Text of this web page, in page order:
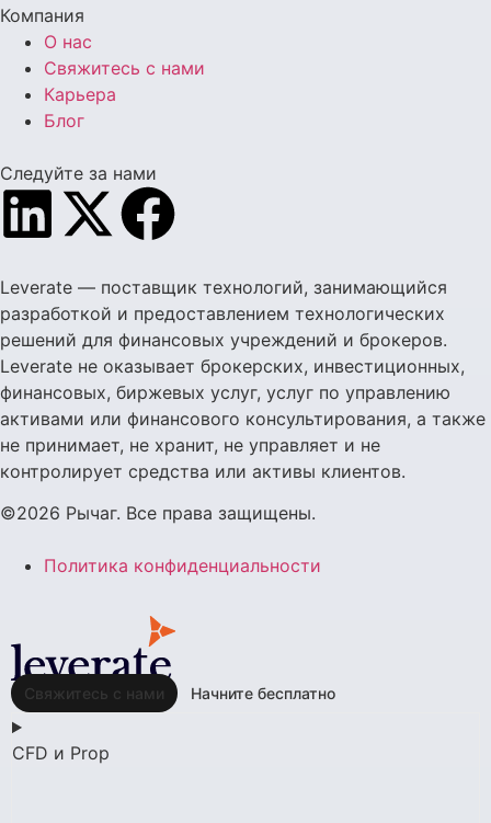
Компания
О нас
Свяжитесь с нами
Карьера
Блог
Следуйте за нами
Leverate — поставщик технологий, занимающийся
разработкой и предоставлением технологических
решений для финансовых учреждений и брокеров.
Leverate не оказывает брокерских, инвестиционных,
финансовых, биржевых услуг, услуг по управлению
активами или финансового консультирования, а также
не принимает, не хранит, не управляет и не
контролирует средства или активы клиентов.
©2026 Рычаг. Все права защищены.
Политика конфиденциальности
Свяжитесь с нами Начните бесплатно
CFD и Prop